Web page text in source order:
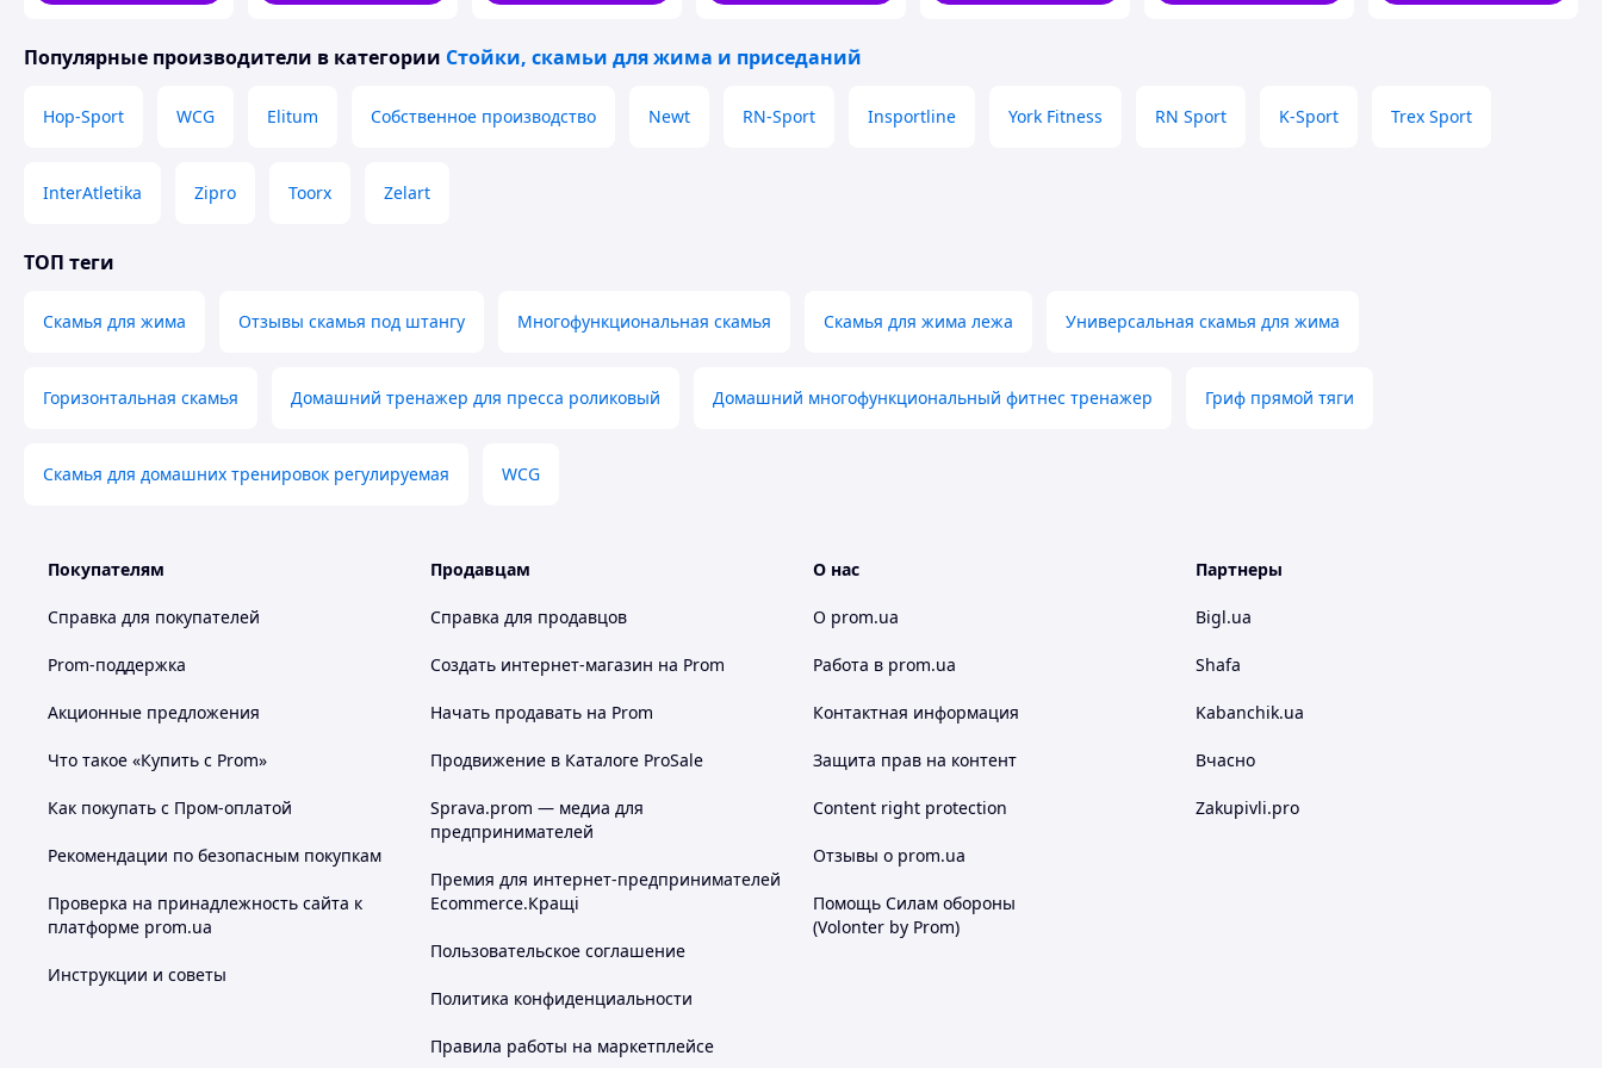
Популярные производители в категории Стойки, скамьи для жима и приседаний
Hop-Sport WCG Elitum Собственное производство Newt RN-Sport Insportline York Fitness RN Sport K-Sport Trex Sport
InterAtletika Zipro Toorx Zelart
ТОП теги
Скамья для жима Отзывы скамья под штангу Многофункциональная скамья Скамья для жима лежа Универсальная скамья для жима
Горизонтальная скамья Домашний тренажер для пресса роликовый Домашний многофункциональный фитнес тренажер Гриф прямой тяги
Скамья для домашних тренировок регулируемая WCG
Покупателям
Справка для покупателей
Prom-поддержка
Акционные предложения
Что такое «Купить с Prom»
Как покупать с Пром-оплатой
Рекомендации по безопасным покупкам
Проверка на принадлежность сайта к
платформе prom.ua
Инструкции и советы
Продавцам
Справка для продавцов
Создать интернет-магазин на Prom
Начать продавать на Prom
Продвижение в Каталоге ProSale
Sprava.prom — медиа для
предпринимателей
Премия для интернет-предпринимателей
Ecommerce.Кращі
Пользовательское соглашение
Политика конфиденциальности
Правила работы на маркетплейсе
О нас
О prom.ua
Работа в prom.ua
Контактная информация
Защита прав на контент
Content right protection
Отзывы о prom.ua
Помощь Силам обороны
(Volonter by Prom)
Партнеры
Bigl.ua
Shafa
Kabanchik.ua
Вчасно
Zakupivli.pro